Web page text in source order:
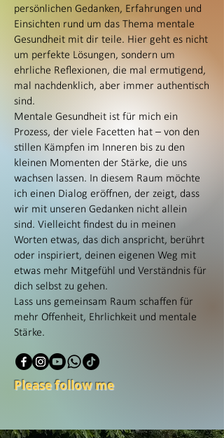
persönlichen Gedanken, Erfahrungen und
Einsichten rund um das Thema mentale
Gesundheit mit dir teile. Hier geht es nicht
um perfekte Lösungen, sondern um
ehrliche Reflexionen, die mal ermutigend,
mal nachdenklich, aber immer authentisch
sind.
Mentale Gesundheit ist für mich ein
Prozess, der viele Facetten hat – von den
stillen Kämpfen im Inneren bis zu den
kleinen Momenten der Stärke, die uns
wachsen lassen. In diesem Raum möchte
ich einen Dialog eröffnen, der zeigt, dass
wir mit unseren Gedanken nicht allein
sind. Vielleicht findest du in meinen
Worten etwas, das dich anspricht, berührt
oder inspiriert, deinen eigenen Weg mit
etwas mehr Mitgefühl und Verständnis für
dich selbst zu gehen.
Lass uns gemeinsam Raum schaffen für
mehr Offenheit, Ehrlichkeit und mentale
Stärke.
Please follow me